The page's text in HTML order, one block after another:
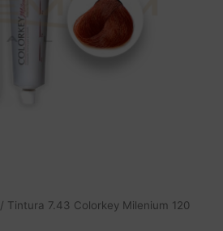
/ Tintura 7.43 Colorkey Milenium 120